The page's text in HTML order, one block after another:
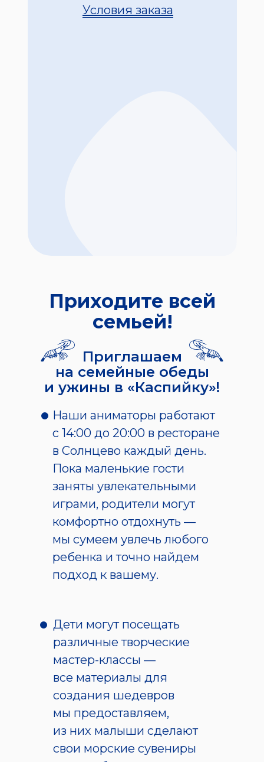
Условия заказа
Приходите всей
семьей!
Приглашаем
на семейные обеды
и ужины в «Каспийку»!
Наши аниматоры работают
с 14:00 до 20:00 в ресторане
в Солнцево каждый день.
Пока маленькие гости
заняты увлекательными
играми, родители могут
комфортно отдохнуть —
мы сумеем увлечь любого
ребенка и точно найдем
подход к вашему.
Дети могут посещать
различные творческие
мастер-классы —
все материалы для
создания шедевров
мы предоставляем,
из них малыши сделают
свои морские сувениры